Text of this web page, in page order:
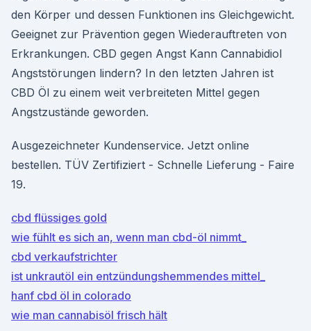
den Körper und dessen Funktionen ins Gleichgewicht.
Geeignet zur Prävention gegen Wiederauftreten von
Erkrankungen. CBD gegen Angst Kann Cannabidiol
Angststörungen lindern? In den letzten Jahren ist
CBD Öl zu einem weit verbreiteten Mittel gegen
Angstzustände geworden.
Ausgezeichneter Kundenservice. Jetzt online
bestellen. TÜV Zertifiziert - Schnelle Lieferung - Faire
19.
cbd flüssiges gold
wie fühlt es sich an, wenn man cbd-öl nimmt_
cbd verkaufstrichter
ist unkrautöl ein entzündungshemmendes mittel_
hanf cbd öl in colorado
wie man cannabisöl frisch hält